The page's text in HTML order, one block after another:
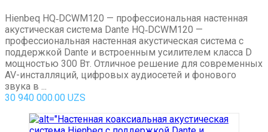
Hienbeq HQ‑DCWM120 — профессиональная настенная
акустическая система Dante HQ‑DCWM120 —
профессиональная настенная акустическая система с
поддержкой Dante и встроенным усилителем класса D
мощностью 300 Вт. Отличное решение для современных
AV-инсталляций, цифровых аудиосетей и фонового
звука в ...
30 940 000.00 UZS